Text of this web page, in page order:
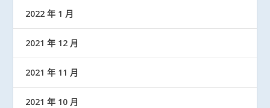
2022 年 1 月
2021 年 12 月
2021 年 11 月
2021 年 10 月